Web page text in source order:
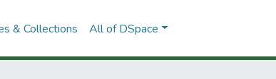
& Collections All of DSpace